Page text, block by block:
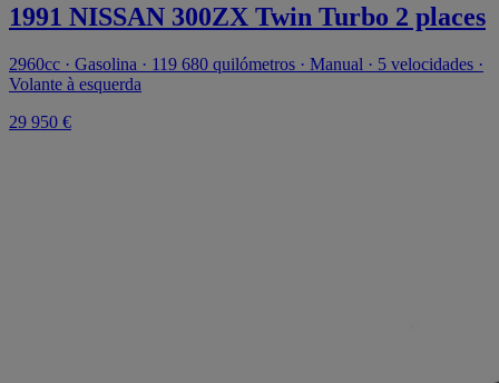
1991 NISSAN 300ZX Twin Turbo 2 places
2960cc · Gasolina · 119 680 quilómetros · Manual · 5 velocidades ·
Volante à esquerda
29 950 €